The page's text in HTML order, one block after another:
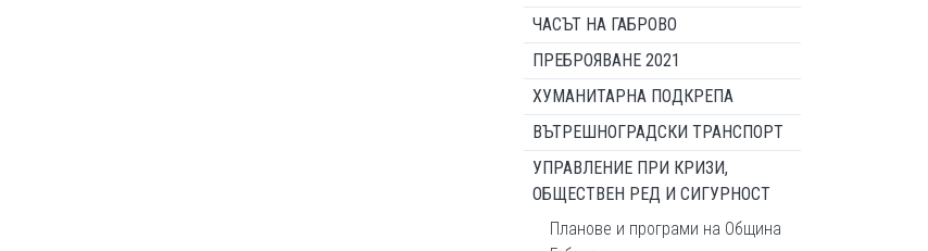
ЧАСЪТ НА ГАБРОВО
ПРЕБРОЯВАНЕ 2021
ХУМАНИТАРНА ПОДКРЕПА
ВЪТРЕШНОГРАДСКИ ТРАНСПОРТ
УПРАВЛЕНИЕ ПРИ КРИЗИ,
ОБЩЕСТВЕН РЕД И СИГУРНОСТ
Планове и програми на Община